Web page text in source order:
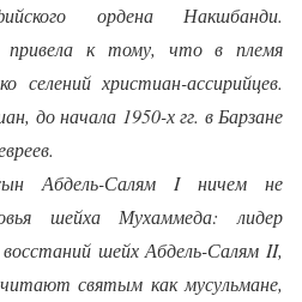
ордена Накшбанди.
привела к тому, что в племя
селений христиан-ассирийцев.
до начала 1950-х гг. в Барзане
Абдель-Салям I ничем не
шейха Мухаммеда: лидер
восстаний шейх Абдель-Салям II,
святым как мусульмане,